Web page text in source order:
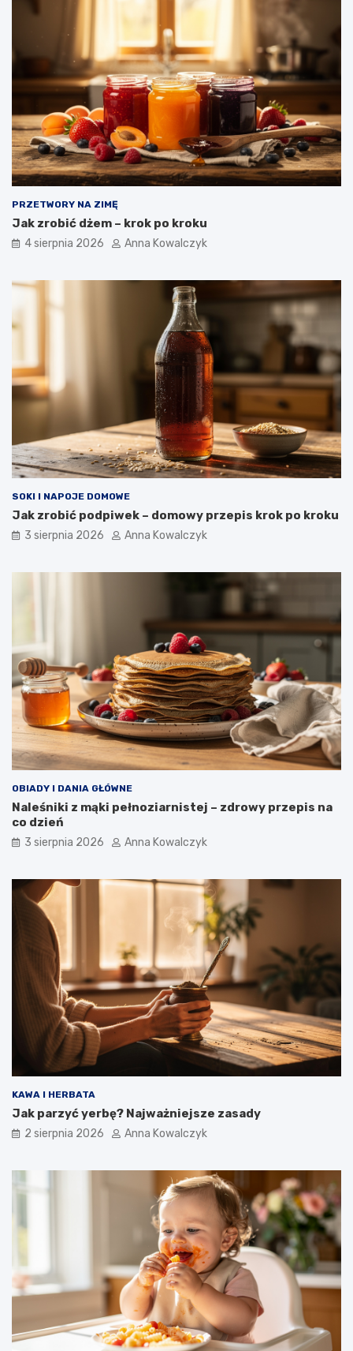
PRZETWORY NA ZIMĘ
Jak zrobić dżem – krok po kroku
4 sierpnia 2026 Anna Kowalczyk
SOKI I NAPOJE DOMOWE
Jak zrobić podpiwek – domowy przepis krok po kroku
3 sierpnia 2026 Anna Kowalczyk
OBIADY I DANIA GŁÓWNE
Naleśniki z mąki pełnoziarnistej – zdrowy przepis na
co dzień
3 sierpnia 2026 Anna Kowalczyk
KAWA I HERBATA
Jak parzyć yerbę? Najważniejsze zasady
2 sierpnia 2026 Anna Kowalczyk